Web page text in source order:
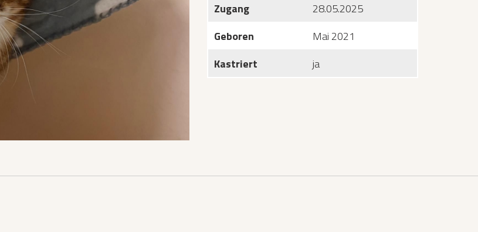
Testament
Zugang
28.05.2025
Geboren
Mai 2021
Kastriert
ja